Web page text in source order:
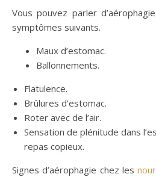
Vous pouvez parler
symptômes suivants.
Maux d’estomac.
Ballonnements.
Flatulence.
Brûlures d’estomac.
Roter avec de l’air.
Sensation de plénitude dans
repas copieux.
Signes d’aérophagie chez les